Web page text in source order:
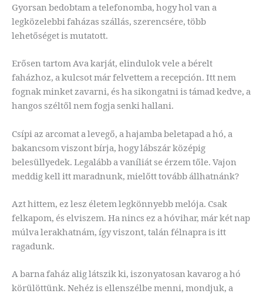
Gyorsan bedobtam a telefonomba, hogy hol van a
legközelebbi faházas szállás, szerencsére, több
lehetőséget is mutatott.
Erősen tartom Ava karját, elindulok vele a bérelt
faházhoz, a kulcsot már felvettem a recepción. Itt nem
fognak minket zavarni, és ha sikongatni is támad kedve, a
hangos széltől nem fogja senki hallani.
Csípi az arcomat a levegő, a hajamba beletapad a hó, a
bakancsom viszont bírja, hogy lábszár középig
belesüllyedek. Legalább a vaníliát se érzem tőle. Vajon
meddig kell itt maradnunk, mielőtt tovább állhatnánk?
Azt hittem, ez lesz életem legkönnyebb melója. Csak
felkapom, és elviszem. Ha nincs ez a hóvihar, már két nap
múlva lerakhatnám, így viszont, talán félnapra is itt
ragadunk.
A barna faház alig látszik ki, iszonyatosan kavarog a hó
körülöttünk. Nehéz is ellenszélbe menni, mondjuk, a